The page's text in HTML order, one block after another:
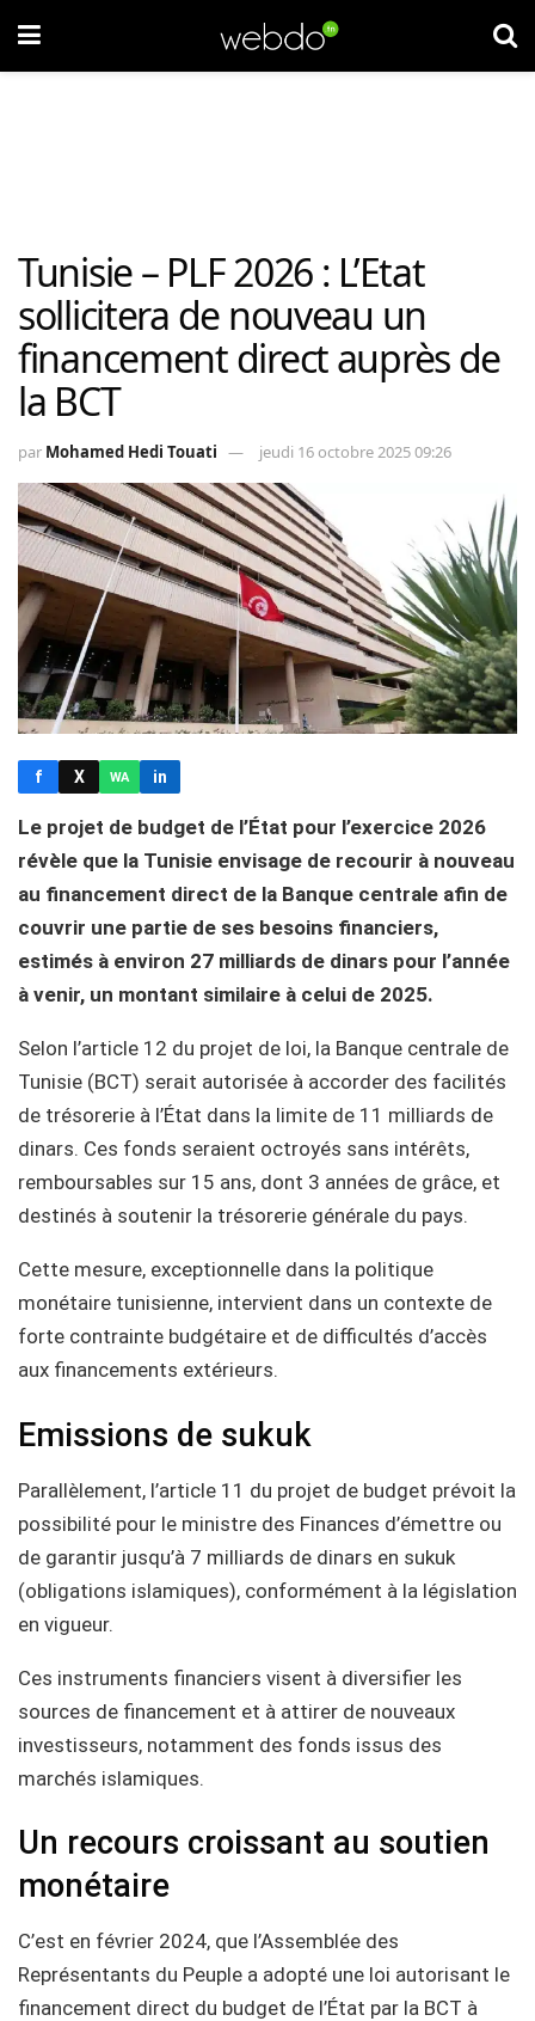
Tunisie – PLF 2026 : L’Etat
sollicitera de nouveau un
financement direct auprès de
la BCT
par Mohamed Hedi Touati jeudi 16 octobre 2025 09:26
f X WA in
Le projet de budget de l’État pour l’exercice 2026
révèle que la Tunisie envisage de recourir à nouveau
au financement direct de la Banque centrale afin de
couvrir une partie de ses besoins financiers,
estimés à environ 27 milliards de dinars pour l’année
à venir, un montant similaire à celui de 2025.
Selon l’article 12 du projet de loi, la Banque centrale de
Tunisie (BCT) serait autorisée à accorder des facilités
de trésorerie à l’État dans la limite de 11 milliards de
dinars. Ces fonds seraient octroyés sans intérêts,
remboursables sur 15 ans, dont 3 années de grâce, et
destinés à soutenir la trésorerie générale du pays.
Cette mesure, exceptionnelle dans la politique
monétaire tunisienne, intervient dans un contexte de
forte contrainte budgétaire et de difficultés d’accès
aux financements extérieurs.
Emissions de sukuk
Parallèlement, l’article 11 du projet de budget prévoit la
possibilité pour le ministre des Finances d’émettre ou
de garantir jusqu’à 7 milliards de dinars en sukuk
(obligations islamiques), conformément à la législation
en vigueur.
Ces instruments financiers visent à diversifier les
sources de financement et à attirer de nouveaux
investisseurs, notamment des fonds issus des
marchés islamiques.
Un recours croissant au soutien
monétaire
C’est en février 2024, que l’Assemblée des
Représentants du Peuple a adopté une loi autorisant le
financement direct du budget de l’État par la BCT à